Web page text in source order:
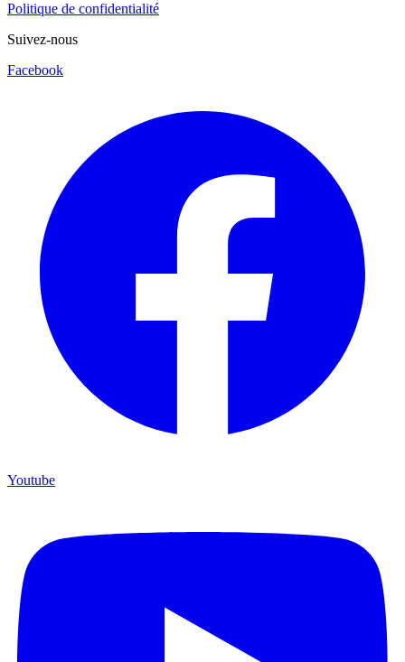
Politique de confidentialité
Suivez-nous
Facebook
Youtube